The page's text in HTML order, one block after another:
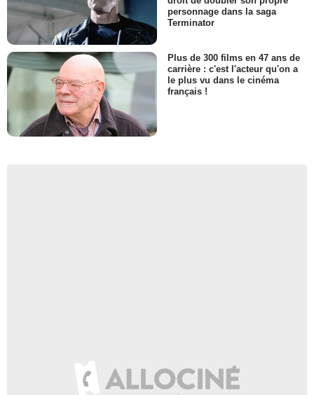
personnage dans la saga
Terminator
Plus de 300 films en 47 ans de
carrière : c'est l'acteur qu'on a
le plus vu dans le cinéma
français !